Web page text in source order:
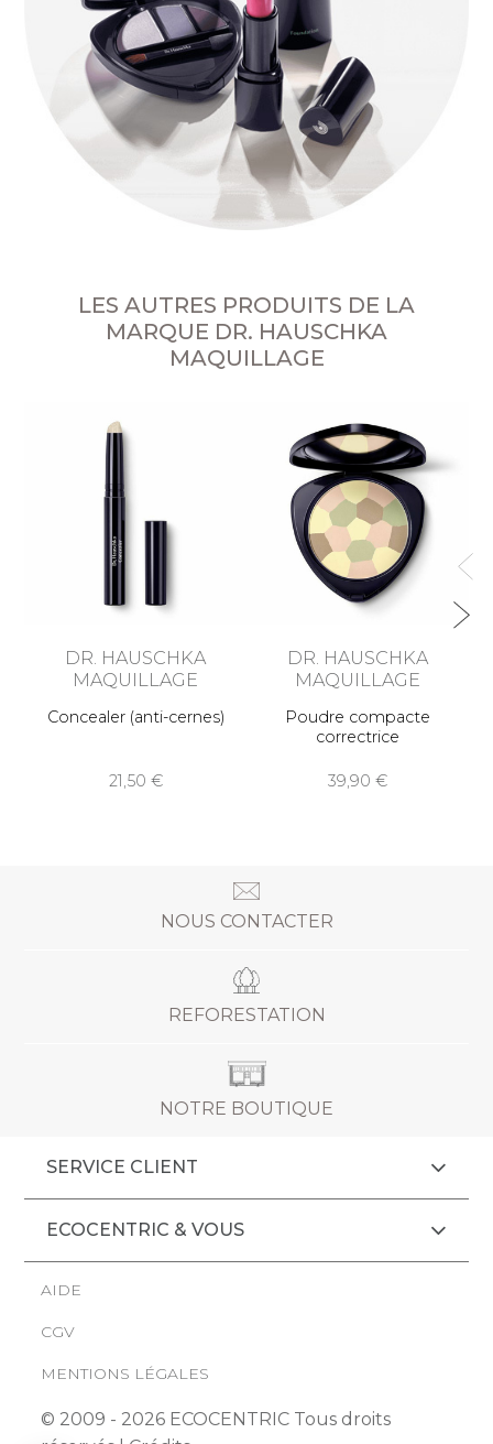
LES AUTRES PRODUITS DE LA
MARQUE DR. HAUSCHKA
MAQUILLAGE
DR. HAUSCHKA
MAQUILLAGE
Concealer (anti-cernes)
21,50
DR. HAUSCHKA
MAQUILLAGE
Poudre compacte
correctrice
39,90
NOUS CONTACTER
REFORESTATION
NOTRE BOUTIQUE
SERVICE CLIENT
ECOCENTRIC & VOUS
AIDE
CGV
MENTIONS LÉGALES
© 2009 - 2026 ECOCENTRIC Tous droits
comprendre vos attentes et votre façon
qui vous sont proposés.